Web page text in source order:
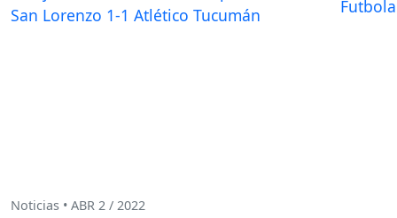
Noticias • ABR 2 / 2022